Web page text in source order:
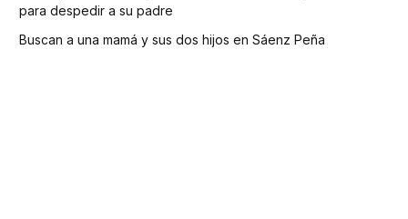
para despedir a su padre
Buscan a una mamá y sus dos hijos en Sáenz Peña